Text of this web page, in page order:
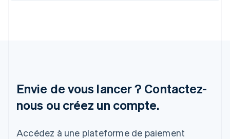
Envie de vous lancer ? Contactez-
nous ou créez un compte.
Accédez à une plateforme de paiement
Lettonie
English
Liechtenstein
English